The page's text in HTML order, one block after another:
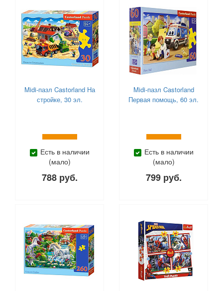
Midi-пазл Castorland На
стройке, 30 эл.
Есть в наличии
(мало)
788 руб.
Midi-пазл Castorland
Первая помощь, 60 эл.
Есть в наличии
(мало)
799 руб.